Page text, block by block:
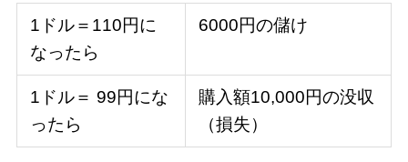
1ドル＝110円に
なったら
6000円の儲け
1ドル＝ 99円にな
ったら
購入額10,000円の没収
（損失）